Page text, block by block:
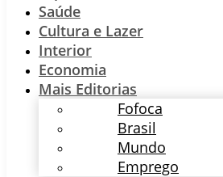
Saúde
Cultura e Lazer
Interior
Economia
Mais Editorias
Fofoca
Brasil
Mundo
Emprego